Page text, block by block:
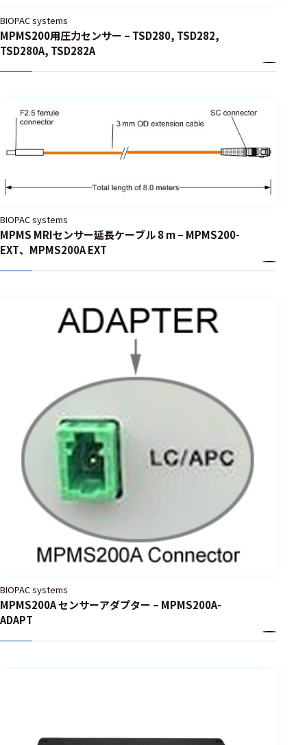
BIOPAC systems
MPMS200用圧力センサー – TSD280, TSD282,
TSD280A, TSD282A
BIOPAC systems
MPMS MRIセンサー延長ケーブル 8 m – MPMS200-
EXT、MPMS200A EXT
BIOPAC systems
MPMS200A センサーアダプター – MPMS200A-
ADAPT